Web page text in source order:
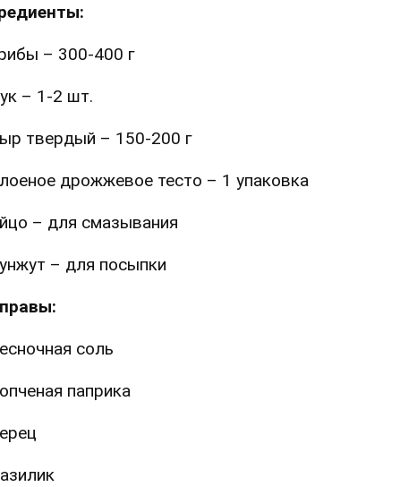
– 300-400 г
– 1-2 шт.
твердый – 150-200 г
дрожжевое тесто – 1 упаковка
– для смазывания
– для посыпки
соль
паприка